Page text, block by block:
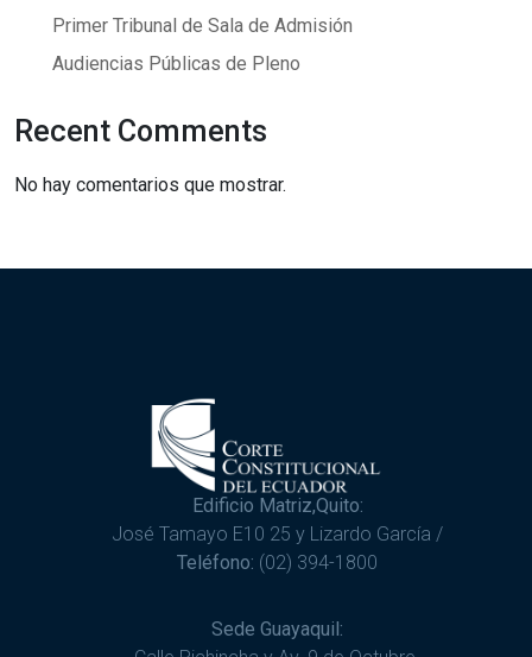
Primer Tribunal de Sala de Admisión
Audiencias Públicas de Pleno
Recent Comments
No hay comentarios que mostrar.
Edificio Matriz,Quito:
José Tamayo E10 25 y Lizardo García /
Teléfono: (02) 394-1800
Sede Guayaquil: